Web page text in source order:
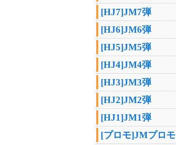
[HJ7]JM7弾
[HJ6]JM6弾
[HJ5]JM5弾
[HJ4]JM4弾
[HJ3]JM3弾
[HJ2]JM2弾
[HJ1]JM1弾
[プロモ]JMプロモ